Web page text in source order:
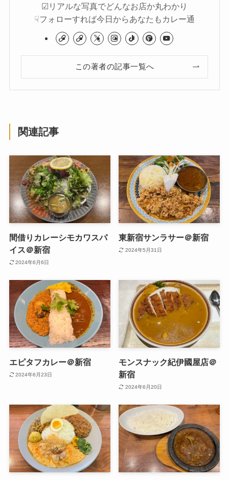
☑︎リアルな写真でどんなお店か丸わかり
☟フォローすれば今日からあなたもカレー通
この著者の記事一覧へ
関連記事
間借りカレーシモカワスパ
イス＠新宿
2024年6月6日
東新宿サンラサー＠新宿
2024年5月31日
エピタフカレー＠新宿
2024年6月23日
モンスナック紀伊國屋店＠
新宿
2024年6月20日